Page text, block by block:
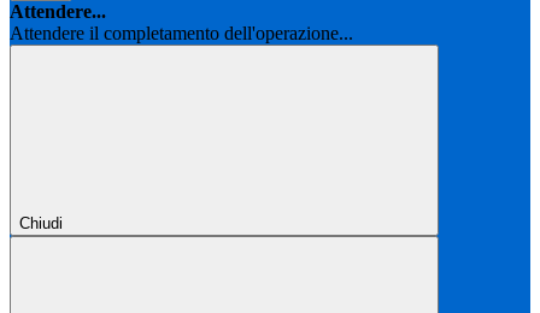
Attendere...
Attendere il completamento dell'operazione...
Chiudi